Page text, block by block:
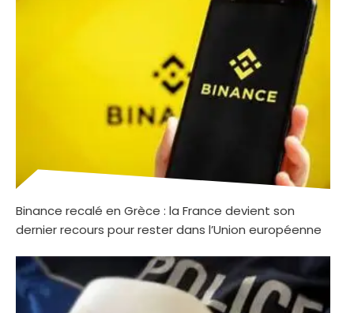
Binance recalé en Grèce : la France devient son
dernier recours pour rester dans l’Union européenne